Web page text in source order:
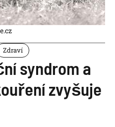
Zdraví
syndrom a
zvyšuje